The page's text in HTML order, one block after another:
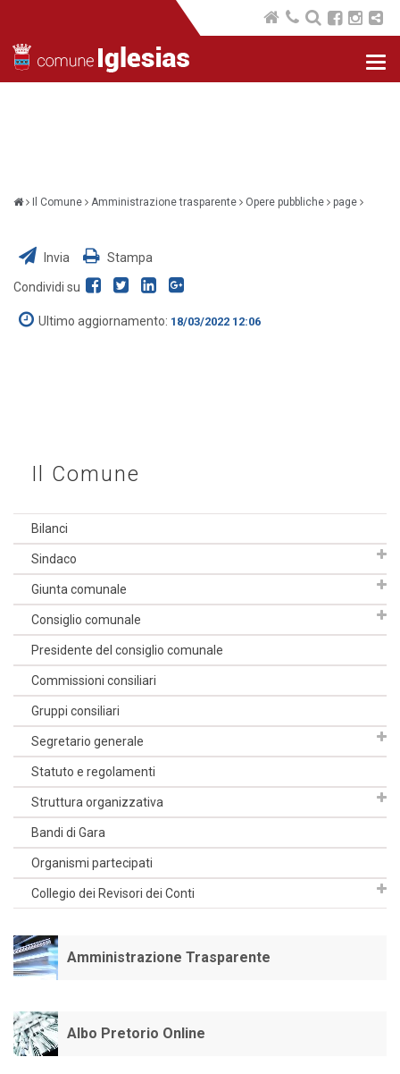
Il Comune Amministrazione trasparente Opere pubbliche page
Invia Stampa
Condividi su
Ultimo aggiornamento: 18/03/2022 12:06
Il Comune
Bilanci
Sindaco
Giunta comunale
Consiglio comunale
Presidente del consiglio comunale
Commissioni consiliari
Gruppi consiliari
Segretario generale
Statuto e regolamenti
Struttura organizzativa
Bandi di Gara
Organismi partecipati
Collegio dei Revisori dei Conti
Amministrazione Trasparente
Albo Pretorio Online